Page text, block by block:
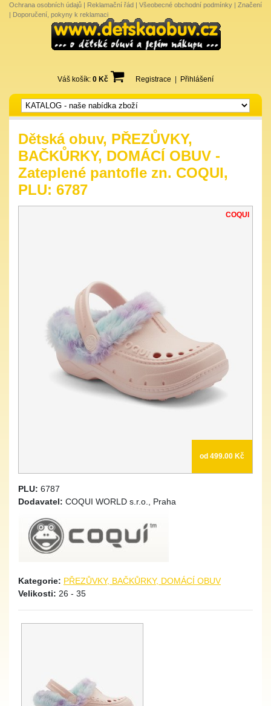
Ochrana osobních údajů | Reklamační řád | Všeobecné obchodní podmínky | Značení
| Doporučení, pokyny k reklamaci
Váš košík: 0 Kč Registrace Přihlášení
Dětská obuv, PŘEZŮVKY,
BAČKŮRKY, DOMÁCÍ OBUV -
Zateplené pantofle zn. COQUI,
PLU: 6787
COQUI
od 499.00 Kč
PLU: 6787
Dodavatel: COQUI WORLD s.r.o., Praha
Kategorie: PŘEZŮVKY, BAČKŮRKY, DOMÁCÍ OBUV
Velikosti: 26 - 35